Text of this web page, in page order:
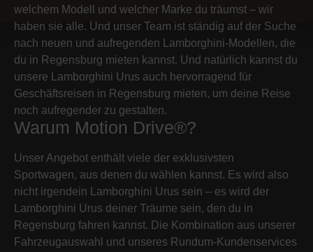
welchem Modell und welcher Marke du träumst – wir
haben sie alle. Und unser Team ist ständig auf der Suche
nach neuen und aufregenden Lamborghini-Modellen, die
du in Regensburg mieten kannst. Und natürlich kannst du
unsere Lamborghini Urus auch hervorragend für
Geschäftsreisen in Regensburg mieten, um deine Reise
noch aufregender zu gestalten.
Warum Motion Drive®?
Unser Angebot enthält viele der exklusivsten
Sportwagen, aus denen du wählen kannst. Es wird also
nicht irgendein Lamborghini Urus sein – es wird der
Lamborghini Urus deiner Träume sein, den du in
Regensburg fahren kannst. Die Kombination aus unserer
Fahrzeugauswahl und unseres Rundum-Kundenservices